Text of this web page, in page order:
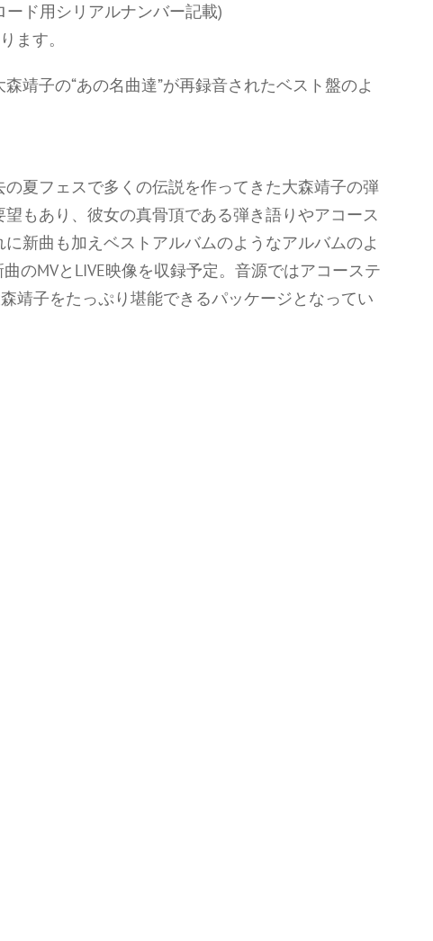
ード用シリアルナンバー記載)
ます。
靖子の“あの名曲達”が再録音されたベスト盤のよ
夏フェスで多くの伝説を作ってきた大森靖子の弾
もあり、彼女の真骨頂である弾き語りやアコース
新曲も加えベストアルバムのようなアルバムのよ
のMVとLIVE映像を収録予定。音源ではアコーステ
靖子をたっぷり堪能できるパッケージとなってい